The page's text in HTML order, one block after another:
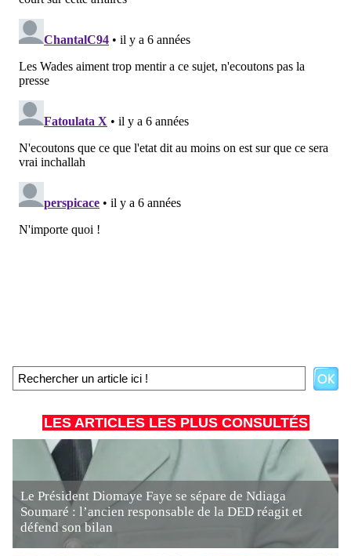
LES ARTICLES LES PLUS CONSULTÉS
Le Président Diomaye Faye se sépare de Ndiaga
Soumaré : l’ancien responsable de la DED réagit et
défend son bilan